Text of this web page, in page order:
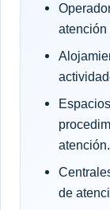
atención
atención.
de